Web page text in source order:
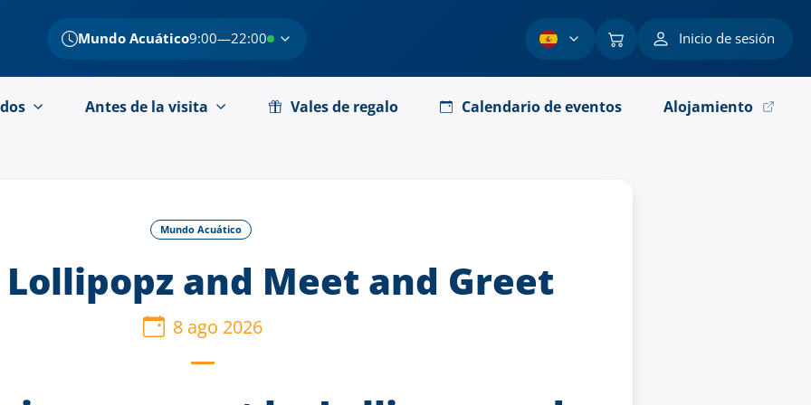
Mundo Acuático9:00—22:00 Inicio de sesión
Antes de la visita Vales de regalo Calendario de eventos Alojamiento
Mundo Acuático
and Meet and Greet
8 ago 2026